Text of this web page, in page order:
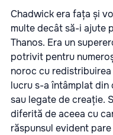
Chadwick era fața și
multe decât să-i ajute
Thanos. Era un
potrivit pentru
noroc cu
lucru s-a întâmplat
sau legate de creație.
diferită de aceea cu
răspunsul evident